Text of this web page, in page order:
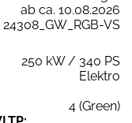
ab ca. 10.08.2026
24308_GW_RGB-VS
250 kW / 340 PS
Elektro
4 (Green)